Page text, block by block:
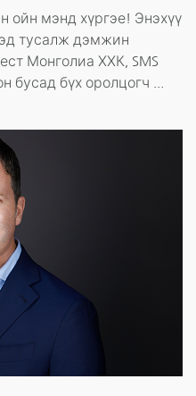
ойн мэнд хүргэе! Энэхүү
тусалж дэмжин
Монголиа ХХК, SMS
бусад бүх оролцогч ...